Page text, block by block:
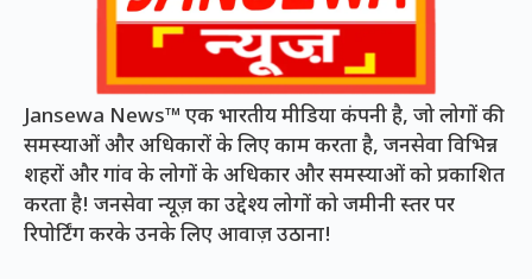
Jansewa News™ एक भारतीय मीडिया कंपनी है, जो लोगों की
समस्याओं और अधिकारों के लिए काम करता है, जनसेवा विभिन्न
शहरों और गांव के लोगों के अधिकार और समस्याओं को प्रकाशित
करता है! जनसेवा न्यूज़ का उद्देश्य लोगों को जमीनी स्तर पर
रिपोर्टिंग करके उनके लिए आवाज़ उठाना!